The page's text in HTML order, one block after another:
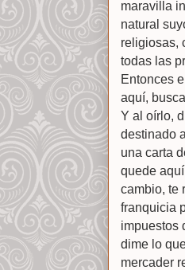
maravilla
natural
religiosas,
todas las
Entonces
aquí,
Y al oírlo,
destinado
una carta
quede
cambio, te
franquicia
impuestos
dime lo
mercader